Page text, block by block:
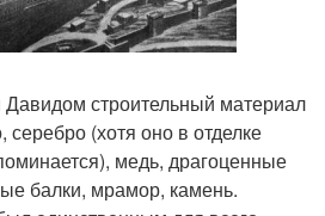
строительный материал
серебро (хотя оно в отделке
медь, драгоценные
балки, мрамор, камень.